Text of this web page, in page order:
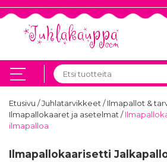
Etusivu /Juhlatarvikkeet/Ilmapallot &
Ilmapallokaaret ja asetelmat/
ilmapalloa
Ilmapallokaarisetti